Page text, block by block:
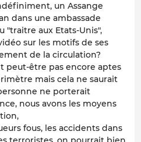
un Assange
dans une ambassade
"traitre aux Etats-Unis",
sur les motifs de ses
de la circulation?
peut-être pas encore aptes
mais cela ne saurait
ne porterait
nous avons les moyens
fous, les accidents dans